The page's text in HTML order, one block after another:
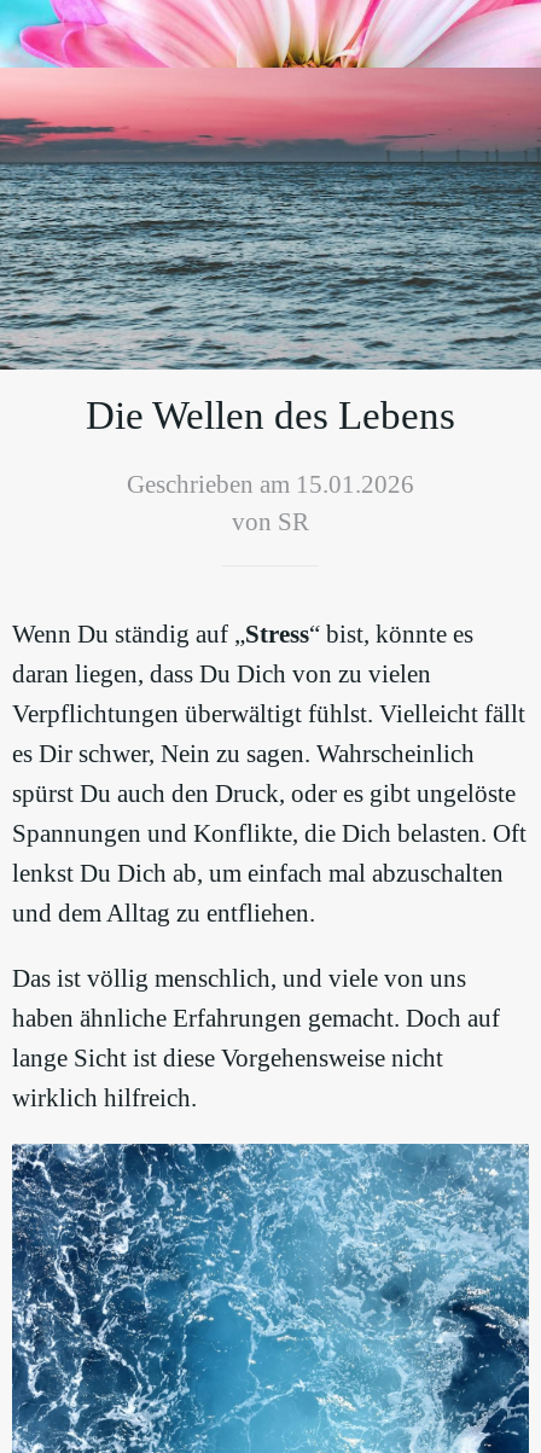
Die Wellen des Lebens
Geschrieben am 15.01.2026
von SR
Wenn Du ständig auf „Stress“ bist, könnte es
daran liegen, dass Du Dich von zu vielen
Verpflichtungen überwältigt fühlst. Vielleicht fällt
es Dir schwer, Nein zu sagen. Wahrscheinlich
spürst Du auch den Druck, oder es gibt ungelöste
Spannungen und Konflikte, die Dich belasten. Oft
lenkst Du Dich ab, um einfach mal abzuschalten
und dem Alltag zu entfliehen.
Das ist völlig menschlich, und viele von uns
haben ähnliche Erfahrungen gemacht. Doch auf
lange Sicht ist diese Vorgehensweise nicht
wirklich hilfreich.